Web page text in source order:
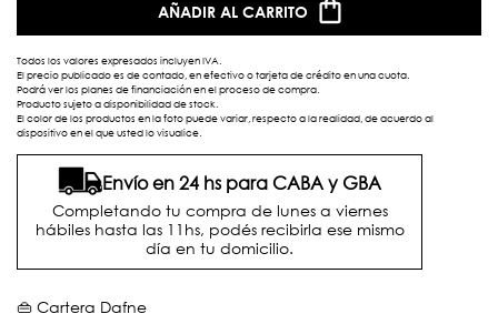
AÑADIR AL CARRITO
Todos los valores expresados incluyen IVA.
El precio publicado es de contado, en efectivo o tarjeta de crédito en una cuota.
Podrá ver los planes de financiación en el proceso de compra.
Producto sujeto a disponibilidad de stock.
El color de los productos en la foto puede variar, respecto a la realidad, de acuerdo al
dispositivo en el que usted lo visualice.
Envío en 24 hs para CABA y GBA
Completando tu compra de lunes a viernes
hábiles hasta las 11hs, podés recibirla ese mismo
día en tu domicilio.
👜 Cartera Dafne